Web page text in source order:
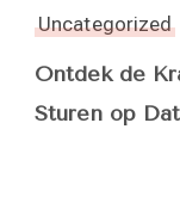
Uncategorized
Ontdek de
Sturen op